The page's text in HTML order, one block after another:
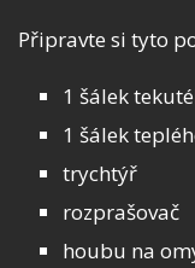
Připravte si tyto
1 šálek
1 šálek
trychtýř
rozprašovač
houbu na